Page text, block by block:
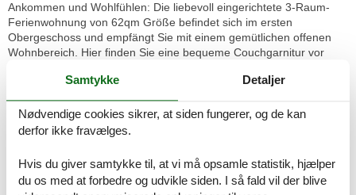
Ankommen und Wohlfühlen: Die liebevoll eingerichtete 3-Raum-
Ferienwohnung von 62qm Größe befindet sich im ersten
Obergeschoss und empfängt Sie mit einem gemütlichen offenen
Wohnbereich. Hier finden Sie eine bequeme Couchgarnitur vor
gemütlicher Esstisch mit 4 Stühlen lädt zum langen Frühstück und
schönen gemeinschaftlichen Mahlzeiten ein. Von hier können Sie
den möblierten Süd-Balkon betreten, auf dem Sie Sonne tanken
und relaxen können.
Eine optisch vom Wohnbereich getrennte Küchenzeile schließt sich
dem Wohnbereich an und hält für Sie alle wichtigen Küchengeräte
und -utensilien bereit, die Sie für Ihr perfektes Dinner benötigen:
Samtykke Detaljer
Nødvendige cookies sikrer, at siden fungerer, og de kan
derfor ikke fravælges.
Hvis du giver samtykke til, at vi må opsamle statistik, hjælper
du os med at forbedre og udvikle siden. I så fald vil der blive